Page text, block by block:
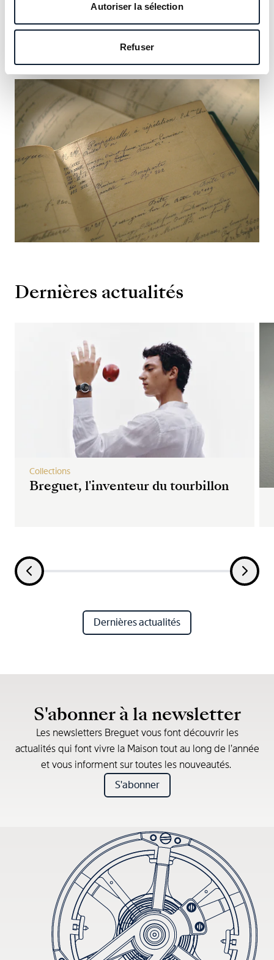
Autoriser la sélection
Refuser
notre héritage et saisissez l’occasion d’y inscrire le vôtre.
Dernières actualités
Breguet, l'inventeur du tourbillon
Collections
Dernières actualités
S'abonner à la newsletter
Les newsletters Breguet vous font découvrir les
actualités qui font vivre la Maison tout au long de l’année
et vous informent sur toutes les nouveautés.
S'abonner